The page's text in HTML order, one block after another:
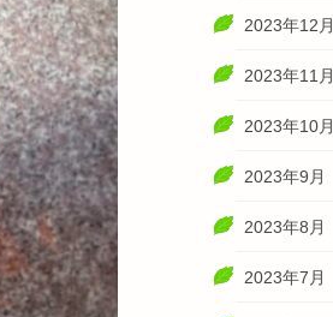
2023年12月
2023年11月
2023年10月
2023年9月
2023年8月
2023年7月